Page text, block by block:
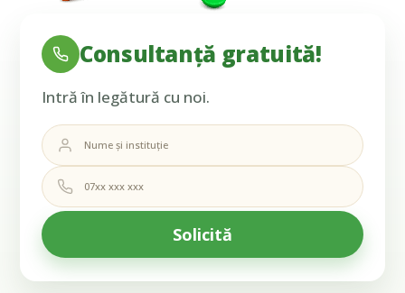
Consultanță gratuită!
Intră în legătură cu noi.